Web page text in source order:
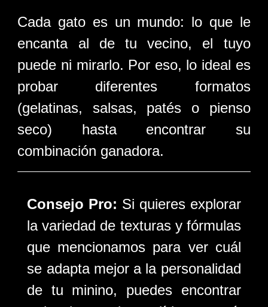
Cada gato es un mundo: lo que le
encanta al de tu vecino, el tuyo
puede ni mirarlo. Por eso, lo ideal es
probar diferentes formatos
(gelatinas, salsas, patés o pienso
seco) hasta encontrar su
combinación ganadora.
Consejo Pro: Si quieres explorar
la variedad de texturas y fórmulas
que mencionamos para ver cuál
se adapta mejor a la personalidad
de tu minino, puedes encontrar